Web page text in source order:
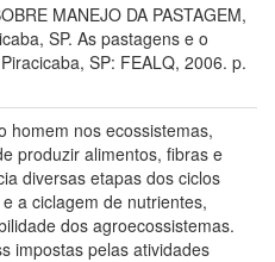
MANEJO DA PASTAGEM,
SP. As pastagens e o
SP: FEALQ, 2006. p.
homem nos ecossistemas,
produzir alimentos, fibras e
diversas etapas dos ciclos
a ciclagem de nutrientes,
dos agroecossistemas.
impostas pelas atividades